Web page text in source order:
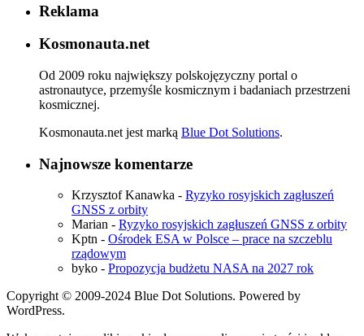
Reklama
Kosmonauta.net
Od 2009 roku największy polskojęzyczny portal o
astronautyce, przemyśle kosmicznym i badaniach przestrzeni
kosmicznej.
Kosmonauta.net jest marką Blue Dot Solutions.
Najnowsze komentarze
Krzysztof Kanawka - Ryzyko rosyjskich zagłuszeń
GNSS z orbity
Marian - Ryzyko rosyjskich zagłuszeń GNSS z orbity
Kptn - Ośrodek ESA w Polsce – prace na szczeblu
rządowym
byko - Propozycja budżetu NASA na 2027 rok
Copyright © 2009-2024 Blue Dot Solutions. Powered by
WordPress.